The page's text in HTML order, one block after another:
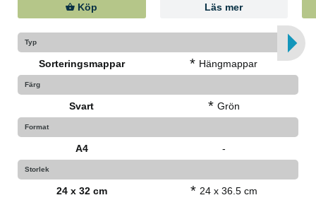
Köp Läs mer
Typ
Sorteringsmappar * Hängmappar
Färg
Svart * Grön
Format
A4 -
Storlek
24 x 32 cm * 24 x 36.5 cm